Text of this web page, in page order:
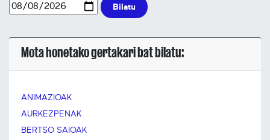
Bilatu
Mota honetako gertakari bat bilatu:
ANIMAZIOAK
AURKEZPENAK
BERTSO SAIOAK